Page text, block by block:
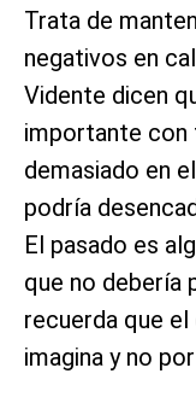
Trata de
negativos en
Vidente dicen
importante con
demasiado en
podría
El pasado es
que no debería
recuerda que
imagina y no